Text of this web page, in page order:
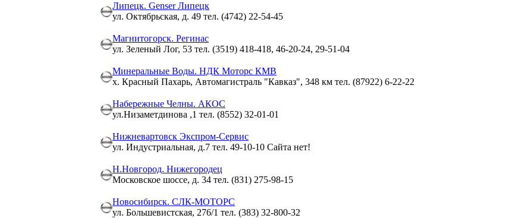
Липецк. Genser Липецк
ул. Октябрьская, д. 49 тел. (4742) 22-54-45
Магнитогорск. Регинас
ул. Зеленый Лог, 53 тел. (3519) 418-418, 46-20-24, 29-51-04
Минеральные Воды. НДК Моторс КМВ
х. Красный Пахарь, Автомагистраль "Кавказ", 348 км тел. (87922) 6-22-22
Набережные Челны. АКОС
ул.Низаметдинова ,1 тел. (8552) 32-01-01
Нижневартовск Экспром-Сервис
ул. Индустриальная, д.7 тел. 49-10-10 Сайта нет!
Н.Новгород. Нижегородец
Московское шоссе, д. 34 тел. (831) 275-98-15
Новосибирск. СЛК-МОТОРС
ул. Большевистская, 276/1 тел. (383) 32-800-32